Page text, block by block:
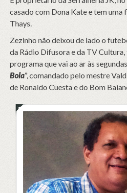
casado com Dona Kate e tem uma
Thays.
Zezinho não deixou de lado o
da Rádio Difusora e da TV
programa que vai ao ar às
Bola”, comandado pelo mestre
de Ronaldo Cuesta e do Bom